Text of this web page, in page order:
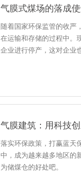
气膜式煤场的落成
随着国家环保监管的收严
在运输和存储的过程中。
企业进行停产，这对企业
气膜建筑：用科技
落实环保政策，打赢蓝天
中，成为越来越多地区的
为储煤仓的好处吧。